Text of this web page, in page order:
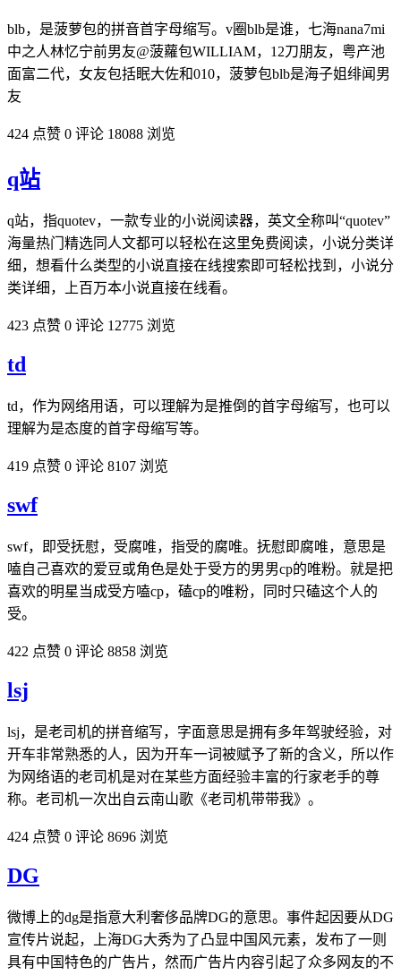
blb，是菠萝包的拼音首字母缩写。v圈blb是谁，七海nana7mi
中之人林忆宁前男友@菠蘿包WILLIAM，12刀朋友，粤产池
面富二代，女友包括眠大佐和010，菠萝包blb是海子姐绯闻男
友
424 点赞 0 评论 18088 浏览
q站
q站，指quotev，一款专业的小说阅读器，英文全称叫“quotev”
海量热门精选同人文都可以轻松在这里免费阅读，小说分类详
细，想看什么类型的小说直接在线搜索即可轻松找到，小说分
类详细，上百万本小说直接在线看。
423 点赞 0 评论 12775 浏览
td
td，作为网络用语，可以理解为是推倒的首字母缩写，也可以
理解为是态度的首字母缩写等。
419 点赞 0 评论 8107 浏览
swf
swf，即受抚慰，受腐唯，指受的腐唯。抚慰即腐唯，意思是
嗑自己喜欢的爱豆或角色是处于受方的男男cp的唯粉。就是把
喜欢的明星当成受方嗑cp，磕cp的唯粉，同时只磕这个人的
受。
422 点赞 0 评论 8858 浏览
lsj
lsj，是老司机的拼音缩写，字面意思是拥有多年驾驶经验，对
开车非常熟悉的人，因为开车一词被赋予了新的含义，所以作
为网络语的老司机是对在某些方面经验丰富的行家老手的尊
称。老司机一次出自云南山歌《老司机带带我》。
424 点赞 0 评论 8696 浏览
DG
微博上的dg是指意大利奢侈品牌DG的意思。事件起因要从DG
宣传片说起，上海DG大秀为了凸显中国风元素，发布了一则
具有中国特色的广告片，然而广告片内容引起了众多网友的不